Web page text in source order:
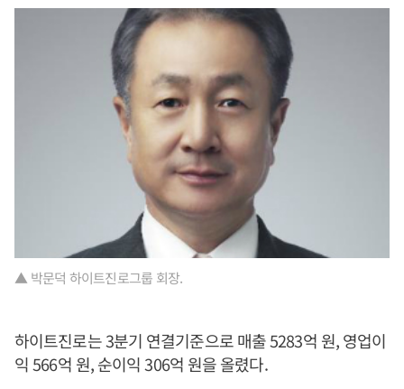
▲ 박문덕 하이트진로그룹 회장.
하이트진로는 3분기 연결기준으로 매출 5283억 원, 영업이
익 566억 원, 순이익 306억 원을 올렸다.